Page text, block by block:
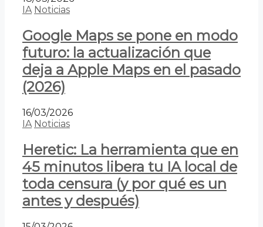
IA Noticias
Google Maps se pone en modo
futuro: la actualización que
deja a Apple Maps en el pasado
(2026)
16/03/2026
IA Noticias
Heretic: La herramienta que en
45 minutos libera tu IA local de
toda censura (y por qué es un
antes y después)